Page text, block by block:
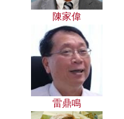
陳家偉
雷鼎鳴